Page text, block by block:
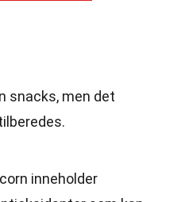
snacks, men det
inneholder